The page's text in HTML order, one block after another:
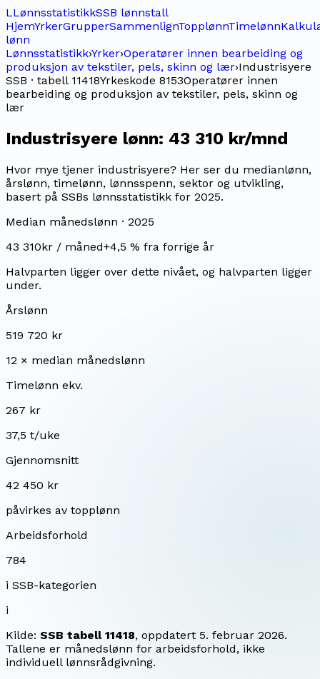
LLønnsstatistikkSSB lønnstall
HjemYrkerGrupperSammenlignTopplønnTimelønn
lønn
Lønnsstatistikk›Yrker›Operatører innen bearbeiding og
produksjon av tekstiler, pels, skinn og lær›Industrisyere
SSB · tabell 11418Yrkeskode 8153Operatører innen
bearbeiding og produksjon av tekstiler, pels, skinn og
lær
Industrisyere lønn: 43 310 kr/mnd
Hvor mye tjener industrisyere? Her ser du medianlønn,
årslønn, timelønn, lønnsspenn, sektor og utvikling,
basert på SSBs lønnsstatistikk for 2025.
Median månedslønn · 2025
43 310kr / måned+4,5 % fra forrige år
Halvparten ligger over dette nivået, og halvparten ligger
under.
Årslønn
519 720 kr
12 × median månedslønn
Timelønn ekv.
267 kr
37,5 t/uke
Gjennomsnitt
42 450 kr
påvirkes av topplønn
Arbeidsforhold
784
i SSB-kategorien
i
Kilde: SSB tabell 11418, oppdatert 5. februar 2026.
Tallene er månedslønn for arbeidsforhold, ikke
individuell lønnsrådgivning.